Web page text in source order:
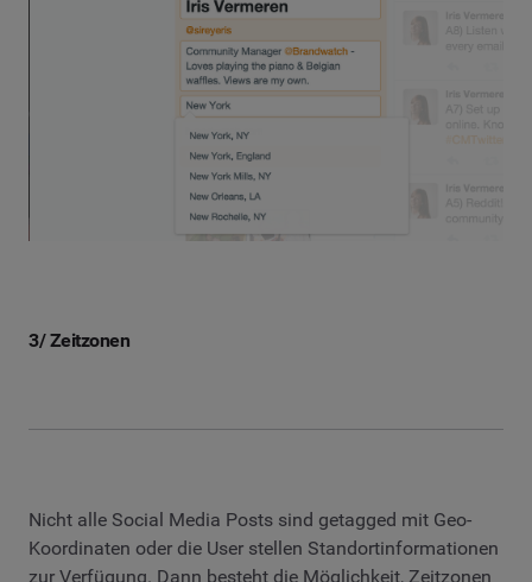
3/ Zeitzonen
Nicht alle Social Media Posts sind getagged mit Geo-
Koordinaten oder die User stellen Standortinformationen
zur Verfügung. Dann besteht die Möglichkeit, Zeitzonen